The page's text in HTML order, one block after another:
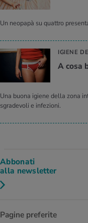
Un neopapà su quattro
IGIENE
A cosa
Una buona igiene della zona
sgradevoli e infezioni.
Abbonati
alla newsletter
Pagine preferite